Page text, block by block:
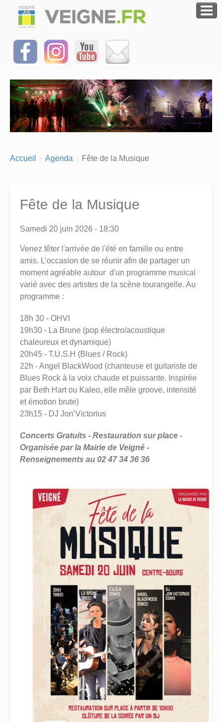
Breadcrumbs
You
Accueil Agenda Fête de la Musique
Fête de la Musique
Samedi 20 juin 2026 - 18:30
Venez fêter l'arrivée de l'été en famille ou entre
amis. L’occasion de se réunir afin de partager un
moment agréable autour d'un programme musical
varié avec des artistes de la scène tourangelle. Au
programme :
18h 30 - OHVI
19h30 - La Brune (pop électro/acoustique
chaleureux et dynamique)
20h45 - T.U.S.H (Blues / Rock)
22h - Angel BlackWood (chanteuse et guitariste de
Blues Rock à la voix chaude et puissante. Inspirée
par Beth Hart ou Kaleo, elle mêle groove, intensité
et émotion brute)
23h15 - DJ Jon’Victorius
Concerts Gratuits - Restauration sur place -
Organisée par la Mairie de Veigné -
Renseignements au 02 47 34 36 36